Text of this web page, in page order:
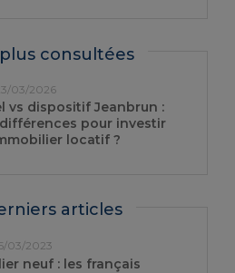
consultées
03/2026
vs dispositif Jeanbrun :
pour investir
locatif ?
articles
03/2023
neuf : les français